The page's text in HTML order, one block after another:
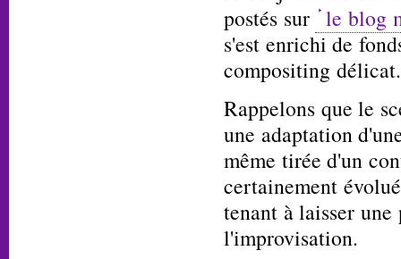
postés sur le blog
s'est enrichi de
compositing délicat.
Rappelons que le
une adaptation
même tirée d'un
certainement
tenant à laisser
l'improvisation.